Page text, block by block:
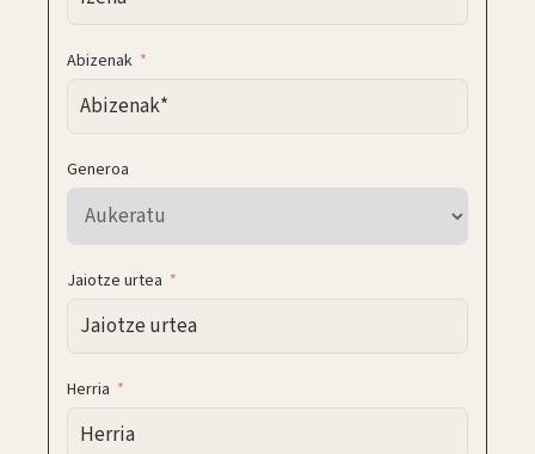
Abizenak
Generoa
Jaiotze urtea
Herria